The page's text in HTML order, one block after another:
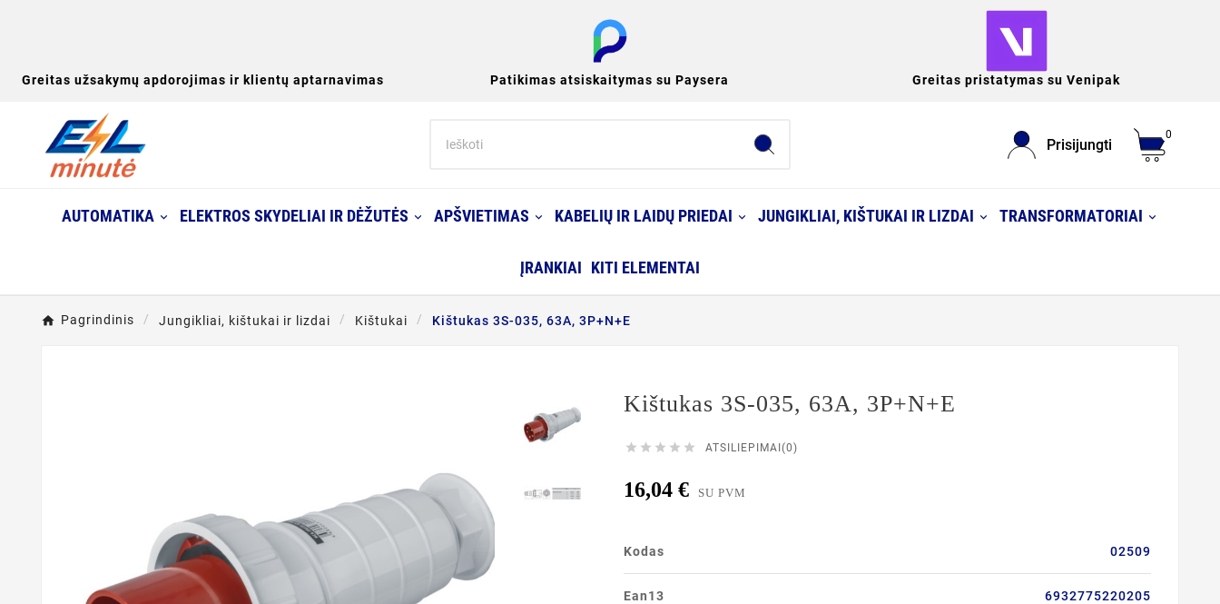
Greitas užsakymų apdorojimas ir klientų aptarnavimas Patikimas atsiskaitymas su Paysera Greitas pristatymas su Venipak
Prisijungti
0
AUTOMATIKA ELEKTROS SKYDELIAI IR DĖŽUTĖS APŠVIETIMAS KABELIŲ IR LAIDŲ PRIEDAI JUNGIKLIAI, KIŠTUKAI IR LIZDAI TRANSFORMATORIAI
ĮRANKIAI KITI ELEMENTAI
Pagrindinis Jungikliai, kištukai ir lizdai Kištukai Kištukas 3S-035, 63A, 3P+N+E
Kištukas 3S-035, 63A, 3P+N+E
     ATSILIEPIMAI(0)
16,04 € SU PVM
Kodas 02509
Ean13 6932775220205